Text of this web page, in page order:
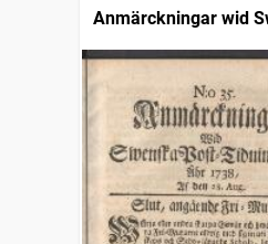
Anmärckningar wid
posttidningarne